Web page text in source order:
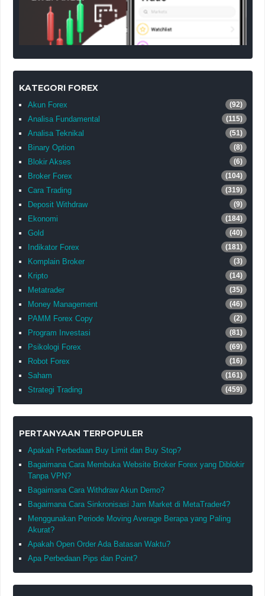
KATEGORI FOREX
Akun Forex (92)
Analisa Fundamental (115)
Analisa Teknikal (51)
Binary Option (8)
Blokir Akses (6)
Broker Forex (104)
Cara Trading (319)
Deposit Withdraw (9)
Ekonomi (184)
Gold (40)
Indikator Forex (181)
Komplain Broker (3)
Kripto (14)
Metatrader (35)
Money Management (46)
PAMM Forex Copy (2)
Program Investasi (81)
Psikologi Forex (69)
Robot Forex (16)
Saham (161)
Strategi Trading (459)
PERTANYAAN TERPOPULER
Apakah Perbedaan Buy Limit dan Buy Stop?
Bagaimana Cara Membuka Website Broker Forex yang Diblokir
Tanpa VPN?
Bagaimana Cara Withdraw Akun Demo?
Bagaimana Cara Sinkronisasi Jam Market di MetaTrader4?
Menggunakan Periode Moving Average Berapa yang Paling
Akurat?
Apakah Open Order Ada Batasan Waktu?
Apa Perbedaan Pips dan Point?